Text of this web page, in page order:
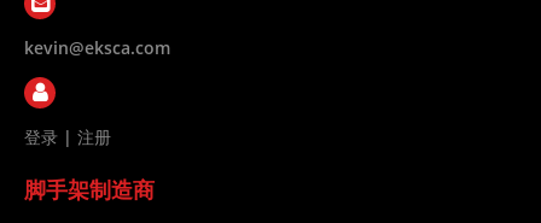
kevin@eksca.com
登录 | 注册
脚手架制造商